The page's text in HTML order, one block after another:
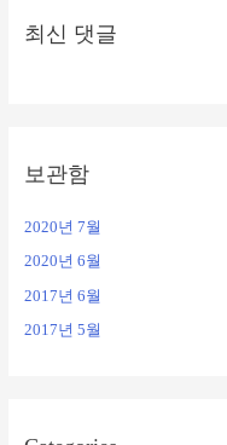
최신 댓글
보관함
2020년 7월
2020년 6월
2017년 6월
2017년 5월